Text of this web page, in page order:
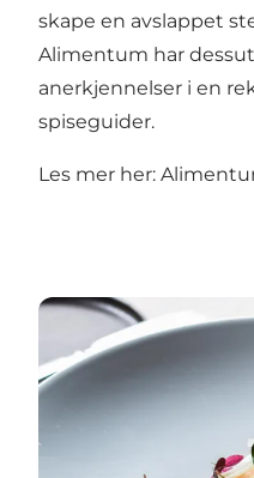
skape en avslappet
Alimentum har
anerkjennelser i en
spiseguider.
Les mer her: